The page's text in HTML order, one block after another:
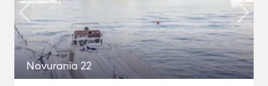
Novurania 22